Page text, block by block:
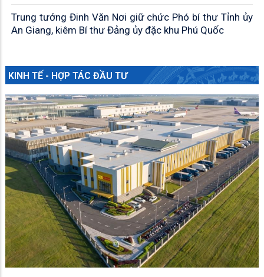
Trung tướng Đinh Văn Nơi giữ chức Phó bí thư Tỉnh ủy
An Giang, kiêm Bí thư Đảng ủy đặc khu Phú Quốc
KINH TẾ - HỢP TÁC ĐẦU TƯ